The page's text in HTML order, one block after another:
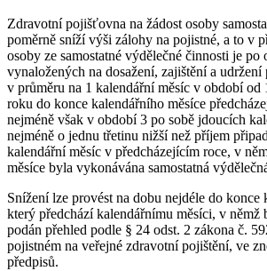
Zdravotní pojišťovna na žádost osoby
poměrně sníží výši zálohy na pojistné, a to v
osoby ze samostatné výdělečné činnosti je po
vynaložených na dosažení, zajištění a
v průměru na 1 kalendářní měsíc v období od
roku do konce kalendářního měsíce
nejméně však v období 3 po sobě jdoucích
nejméně o jednu třetinu nižší než příjem
kalendářní měsíc v předcházejícím roce, v
měsíce byla vykonávána samostatná
Snížení lze provést na dobu nejdéle do konce
který předchází kalendářnímu měsíci, v němž
podán přehled podle § 24 odst. 2 zákona č.
pojistném na veřejné zdravotní pojištění, ve
předpisů.